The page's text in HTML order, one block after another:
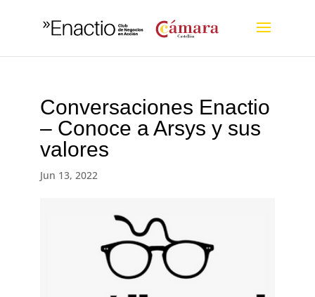
Conversaciones Enactio
– Conoce a Arsys y sus
valores
Jun 13, 2022